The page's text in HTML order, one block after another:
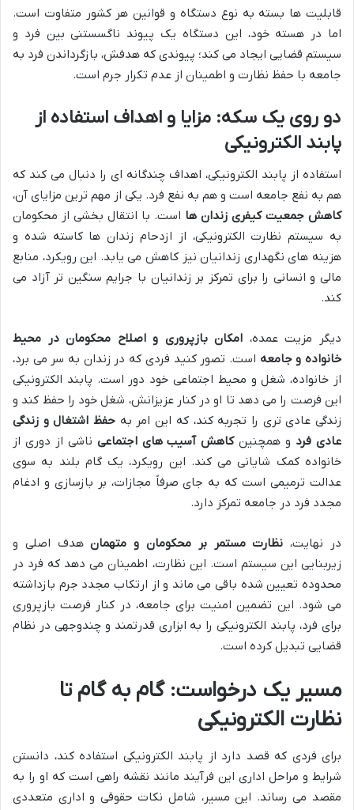
قابلیت ها بسته به نوع دستگاه و قوانین هر کشور متفاوت است.
اما در هسته خود، این دستگاه یک پیوند ناگسستنی بین فرد و
سیستم قضایی ایجاد می کند؛ پیوندی که هدفش، بازگرداندن فرد به
جامعه با حفظ نظارت و اطمینان از عدم تکرار جرم است.
دو روی یک سکه: مزایا و اهداف استفاده از
پابند الکترونیکی
استفاده از پابند الکترونیکی، اهداف چندگانه ای را دنبال می کند که
هم به نفع جامعه است و هم به نفع فرد. یکی از مهم ترین مزایای آن،
کاهش جمعیت کیفری زندان ها است. با انتقال بخشی از محکومان
به سیستم نظارت الکترونیکی، از ازدحام زندان ها کاسته شده و
هزینه های نگهداری زندانیان نیز کاهش می یابد. این رویکرد، منابع
مالی و انسانی را برای تمرکز بر زندانیان با جرایم سنگین تر آزاد می
کند.
دیگر مزیت عمده، امکان بازپروری و اصلاح محکومان در محیط
خانواده و جامعه است. تصور کنید فردی که در زندان به سر می برد،
از خانواده، شغل و محیط اجتماعی خود دور است. پابند الکترونیکی
این فرصت را می دهد تا او در کنار عزیزانش، شغل خود را حفظ کند و
زندگی عادی تری را تجربه کند، که این امر به حفظ اشتغال و زندگی
عادی فرد و همچنینکاهش آسیب های اجتماعی ناشی از دوری از
خانواده کمک شایانی می کند. این رویکرد، یک گام بلند به سوی
عدالت ترمیمی است که به جای صرفاً مجازات، بر بازسازی و ادغام
مجدد فرد در جامعه تمرکز دارد.
در نهایت، نظارت مستمر بر محکومان و متهمانهدف اصلی و
زیربنایی این سیستم است. این نظارت، اطمینان می دهد که فرد در
محدوده تعیین شده باقی می ماند و از ارتکاب مجدد جرم بازداشته
می شود. این تضمین امنیت برای جامعه، در کنار فرصت بازپروری
برای فرد، پابند الکترونیکی را به ابزاری قدرتمند و چندوجهی در نظام
قضایی تبدیل کرده است.
مسیر یک درخواست: گام به گام تا
نظارت الکترونیکی
برای فردی که قصد دارد از پابند الکترونیکی استفاده کند، دانستن
شرایط و مراحل اداری این فرآیند مانند نقشه راهی است که او را به
مقصد می رساند. این مسیر، شامل نکات حقوقی و اداری متعددی